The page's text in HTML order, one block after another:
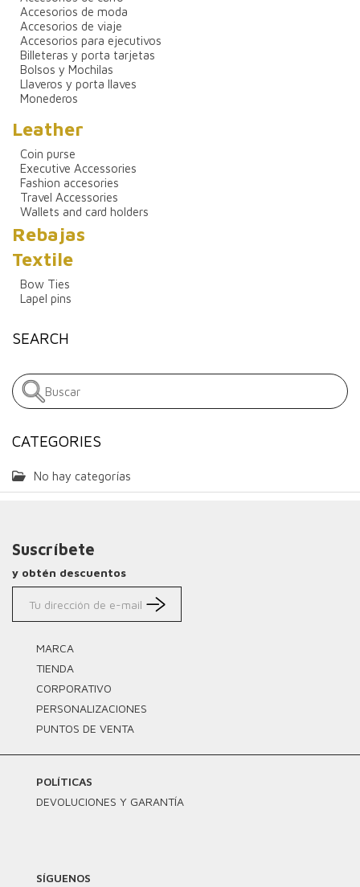
Accesorios de moda
Accesorios de viaje
Accesorios para ejecutivos
Billeteras y porta tarjetas
Bolsos y Mochilas
Llaveros y porta llaves
Monederos
Leather
Coin purse
Executive Accessories
Fashion accesories
Travel Accessories
Wallets and card holders
Rebajas
Textile
Bow Ties
Lapel pins
SEARCH
CATEGORIES
No hay categorías
Suscríbete
y obtén descuentos
MARCA
TIENDA
CORPORATIVO
PERSONALIZACIONES
PUNTOS DE VENTA
POLÍTICAS
DEVOLUCIONES Y GARANTÍA
SÍGUENOS